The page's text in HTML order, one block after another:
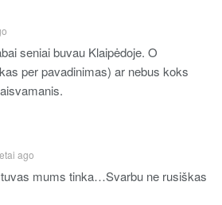
seniai buvau Klaipėdoje. O
per pavadinimas) ar nebus koks
ago
mums tinka…Svarbu ne rusiškas